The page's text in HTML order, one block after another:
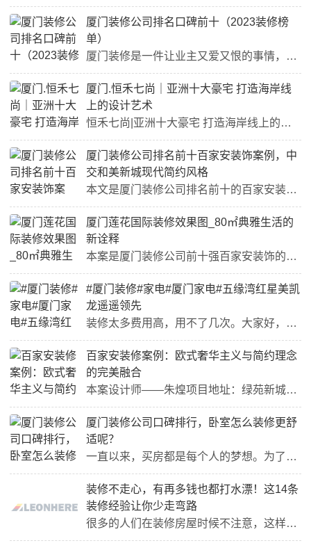
厦门装修公司排名口碑前十（2023装修榜
单）
厦门装修是一件让业主又爱又恨的事情，费钱不说，如果厦门装修公司没选对那可真就是花钱又受罪。那么，厦门有哪些靠谱的装修公司呢?接下来小编就给大家整理了一份厦门装修公司排名，能够上榜的都是实力口碑双在线的优质公司，一起来看看吧。1.厦门旷匠装饰（中高端品牌家装）说起厦门装修公司相信大部分的老厦门人对“厦门旷匠装饰”并不陌生，公司成立以来便在厦门几千家装修公司中脱颖而出，可以说是如今厦门装修市场的中坚力量。这么多年来被厦门旷匠装饰所服务过的业主都知道，这是一家以...
厦门.恒禾七尚｜亚洲十大豪宅 打造海岸线
上的设计艺术
恒禾七尚|亚洲十大豪宅 打造海岸线上的设计艺术用现代主义重塑室内空间打造纯粹，极致之美……恒禾七尚位于厦门海西金融发展核心区，左邻湿地公园，右侧国际游艇港相伴，拥有永无遮挡的一线湾海景观视野和优越的生态环境。同时，恒禾七尚所在区域是厦门岛内规划最完善的高端居住区，便捷的海陆空立体交通快速通达国内和世界各地，此外，高端商务、商业、金融汇聚，可谓是"入则宁静出则繁华"。于恒禾七尚而言，建筑不只是钢筋水泥，而是融汇人文与自然，代言一个城市与时代骄...
厦门装修公司排名前十百家安装饰案例，中
交和美新城现代简约风格
本文是厦门装修公司排名前十的百家安装饰厦门新房装修设计案例，中交和美新城现代简约风格。中交和美新城是近期厦门集美区较为热门的小区，许多业主选择厦门装修公司口碑排行榜首百家安装饰对自己的爱家进行装修。客厅世界纷纷扰扰，人群熙熙攘攘。而家，是静谧闲适的归巢。背上沉重的包袱都能暂时卸下，让身心都回归到这片轻松又愉快的空间中。设计师结合项目自身特征，秉持大道至简的哲学，重现诠释当代简约风格。倡导纯粹、自然、极简，坚持给空间留白，给艺术留空间。客厅装修效果图项目地址...
厦门莲花国际装修效果图_80㎡典雅生活的
新诠释
本案是厦门装修公司前十强百家安装饰的莲花国际新中式风格装修效果图，80㎡典雅生活的新诠释。新中式，摆脱传统中式的繁琐和沉闷，将中式元素与现代家居完美融合，呈现出一种令人舒心的美。莲花国际装修效果图-全景图项目地址：莲花新城项目面积：80㎡设计风格：新中式工程造价：23万设计主创：洪志杰项目类型：全案本案设计师设计理念岁时匆匆，流年光影，生活里处处深藏着对人生领悟的大智慧，那是一种自然生活的哲学。设计师对“现代与东方艺术”的诠释，纯粹、平和、安然、淡雅、静心...
#厦门装修#家电#厦门家电#五缘湾红星美凯
龙遥遥领先
装修太多费用高，用不了几次。大家好，今天我想和大家分享一些装修的技巧，避免踩到坑。装修时，有很多陷阱和误区，如果不小心，会给家庭带来很大的经济损失。因此，我们需要学习一些技巧，避免踩坑，保护自己的利益。·首先，我们需要了解装修的流程和费用，在装修前要详细了解装修的流程和费用，包括设计、材料和施工等环节，不要被装修公司的高额费用和虚假宣传所迷惑。我们需要坚持自己的需求和预算，不要超出范围。·其次，我们需要选择靠谱的装修公司。在选择装修公司时，我们需要查看其资...
百家安装修案例：欧式奢华主义与简约理念
的完美融合
本案设计师——朱煌项目地址：绿苑新城21#04户型空间性质：三房两厅建筑面积：120㎡风格定位：简约欧式工程造价：17万主要材质：东鹏瓷砖 德林木地板 大理石 墙布 硅藻泥等设计说明：简约欧式风格的装修更注重庄严肃穆，优雅气质，能够将欧式风格的繁复与复古风格的奢华完美沟通。本案设计注重装饰效果，用室内陈设品来增强文脉特色，运用家具及陈设品来烘托室内环境气氛。白色、黄色是此设计的主色调，少量白色糅合，使色彩看起来明亮。原始结构图：原始结构图平面布置图：平面布...
厦门装修公司口碑排行，卧室怎么装修更舒
适呢？
一直以来，买房都是每个人的梦想。为了实现这个梦想，每个人都在以不同方式缩小买房差距。好不容易攒足钱买了房，却又不得不面临一个新挑战——装修。由于买房后经济变得拮据起来，在家庭装修过程中就有了省钱装修和不可省钱装修出现。作为人生要待三分之一时间的卧室，自然是属于不可省钱装修的范畴。同时，更要想方设法让卧室装得更舒适、更实用。今天呢，有家装饰分享卧室舒适性装修公司。恩，做好隔音+收纳是重点！卧室怎么装修更舒适呢？首先，卧室空间布局要做好。如果没有一个布局合理的...
装修不走心，有再多钱也都打水漂！这14条
装修经验让你少走弯路
很多的人们在装修房屋时候不注意，这样的话就会造成装修浪费的情况，对于家庭经济上有很大的损失，也会影响到家里装修质量。今天给大家介绍14条装修经验，这样也可以让你在装修房屋时候少走弯路，大家一起来了解下吧。一、来了解下14条装修经验1.玄关的灯光一定要选亮暗相当的，如果太亮显得不真实很刺眼，太暗又显得压抑，每次一回家就感觉这么压抑心情简直爆炸,真的!2.进门口的鞋柜能做多大就做多大，不用担心会浪费空间，后期鞋子肯定还要不停买，做满一面的鞋柜也就刚好够放一家人...